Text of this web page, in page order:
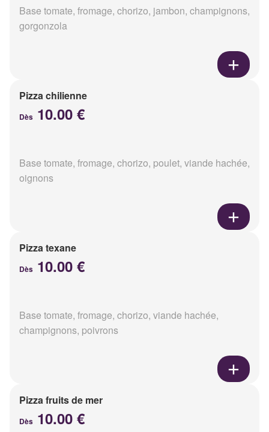
Base tomate, fromage, chorizo, jambon, champignons,
gorgonzola
Pizza chilienne
Dès 10.00 €
Base tomate, fromage, chorizo, poulet, viande hachée,
oignons
Pizza texane
Dès 10.00 €
Base tomate, fromage, chorizo, viande hachée,
champignons, poivrons
Pizza fruits de mer
Dès 10.00 €